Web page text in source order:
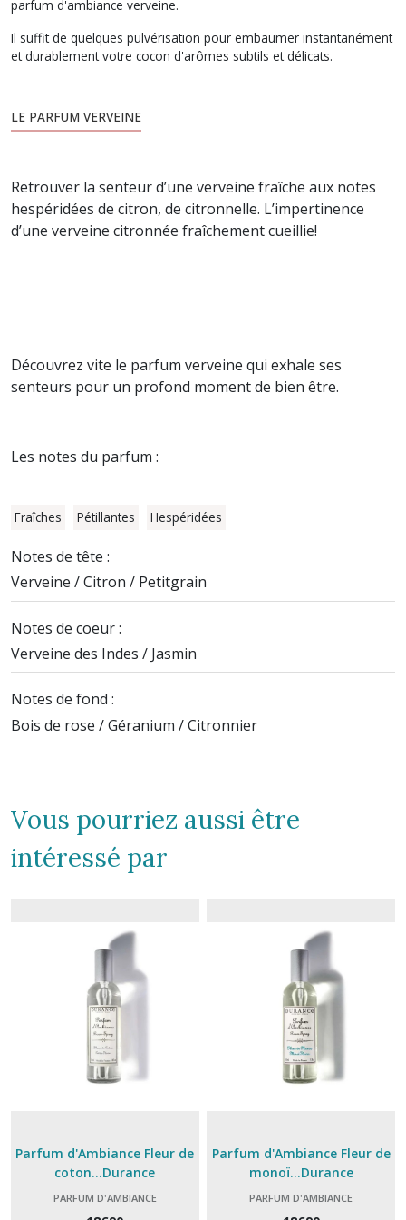
parfum d'ambiance verveine.
Il suffit de quelques pulvérisation pour embaumer instantanément
et durablement votre cocon d'arômes subtils et délicats.
LE PARFUM VERVEINE
Retrouver la senteur d’une verveine fraîche aux notes
hespéridées de citron, de citronnelle. L’impertinence
d’une verveine citronnée fraîchement cueillie!
Découvrez vite le parfum verveine qui exhale ses
senteurs pour un profond moment de bien être.
Les notes du parfum :
Fraîches Pétillantes Hespéridées
Notes de tête :
Verveine / Citron / Petitgrain
Notes de coeur :
Verveine des Indes / Jasmin
Notes de fond :
Bois de rose / Géranium / Citronnier
Vous pourriez aussi être
intéressé par
Parfum d'Ambiance Fleur de
coton...Durance
PARFUM D'AMBIANCE
Parfum d'Ambiance Fleur de
monoï...Durance
PARFUM D'AMBIANCE